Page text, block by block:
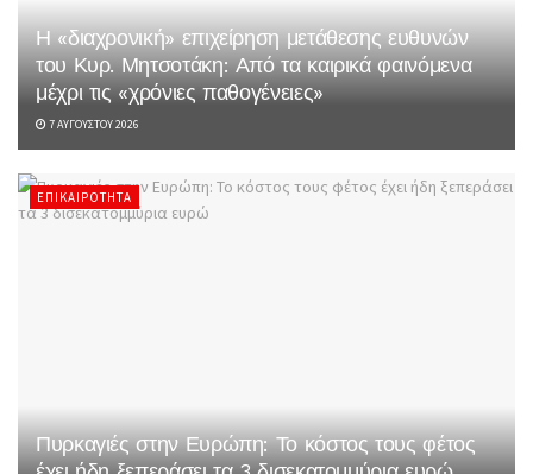
Η «διαχρονική» επιχείρηση μετάθεσης ευθυνών
του Κυρ. Μητσοτάκη: Από τα καιρικά φαινόμενα
μέχρι τις «χρόνιες παθογένειες»
7 ΑΥΓΟΎΣΤΟΥ 2026
ΕΠΙΚΑΙΡΌΤΗΤΑ
Πυρκαγιές στην Ευρώπη: Το κόστος τους φέτος